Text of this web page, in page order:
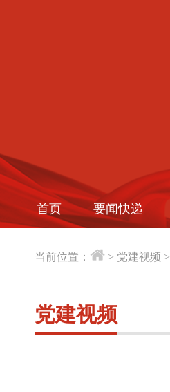
首页 要闻快递
当前位置： > 党建视频 >
党建视频